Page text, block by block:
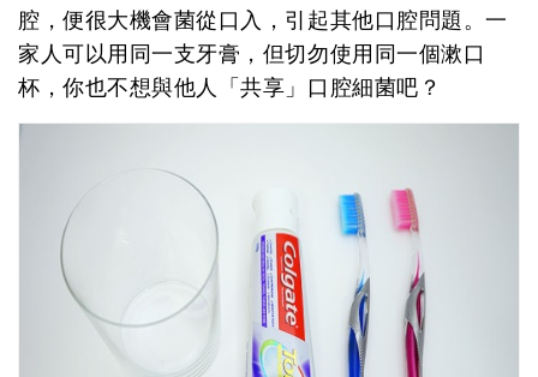
腔，便很大機會菌從口入，引起其他口腔問題。一
家人可以用同一支牙膏，但切勿使用同一個漱口
杯，你也不想與他人「共享」口腔細菌吧？